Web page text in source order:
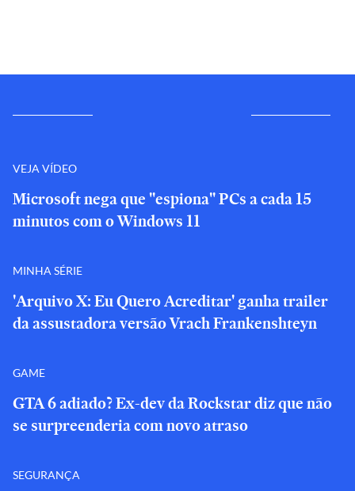
VEJA VÍDEO
Microsoft nega que "espiona" PCs a cada 15
minutos com o Windows 11
MINHA SÉRIE
'Arquivo X: Eu Quero Acreditar' ganha trailer
da assustadora versão Vrach Frankenshteyn
GAME
GTA 6 adiado? Ex-dev da Rockstar diz que não
se surpreenderia com novo atraso
SEGURANÇA